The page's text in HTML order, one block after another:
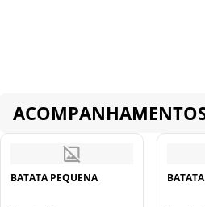
BATATA PEQUENA